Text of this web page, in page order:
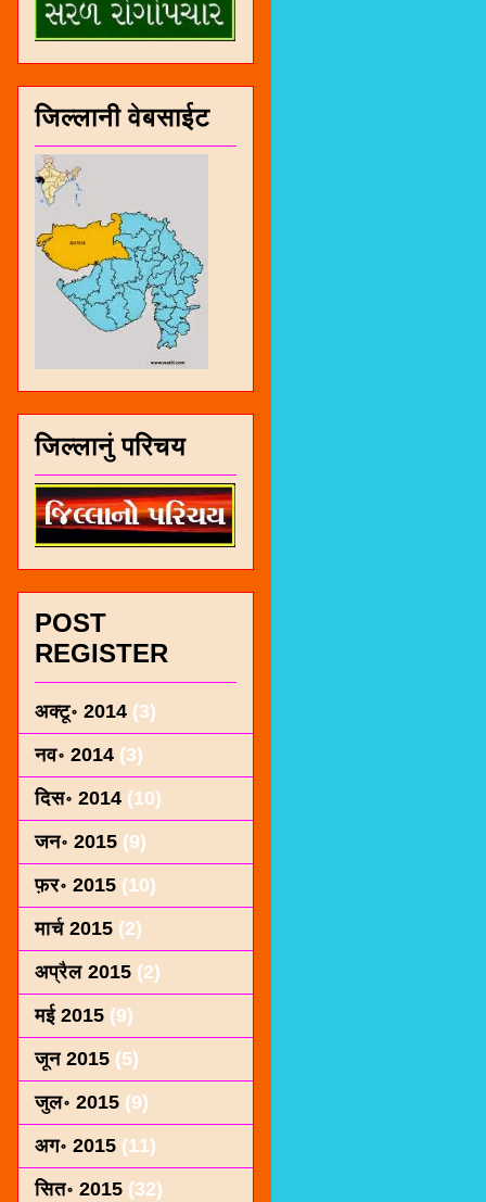
जिल्लानी वेबसाईट
जिल्लानुं परिचय
POST
REGISTER
अक्टू॰ 2014 (3)
नव॰ 2014 (3)
दिस॰ 2014 (10)
जन॰ 2015 (9)
फ़र॰ 2015 (10)
मार्च 2015 (2)
अप्रैल 2015 (2)
मई 2015 (9)
जून 2015 (5)
जुल॰ 2015 (9)
अग॰ 2015 (11)
सित॰ 2015 (32)